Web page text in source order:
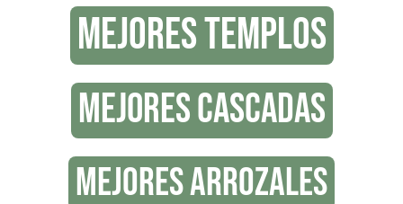
MEJORES TEMPLOS
MEJORES CASCADAS
MEJORES ARROZALES